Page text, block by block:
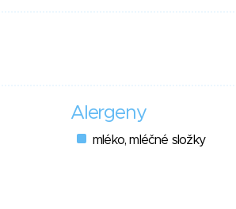
Alergeny
mléko, mléčné složky